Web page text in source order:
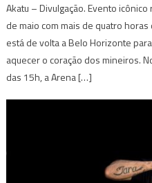
Akatu – Divulgação. Evento
de maio com mais de quatro
está de volta a Belo Horizonte
aquecer o coração dos mineiros.
das 15h, a Arena […]